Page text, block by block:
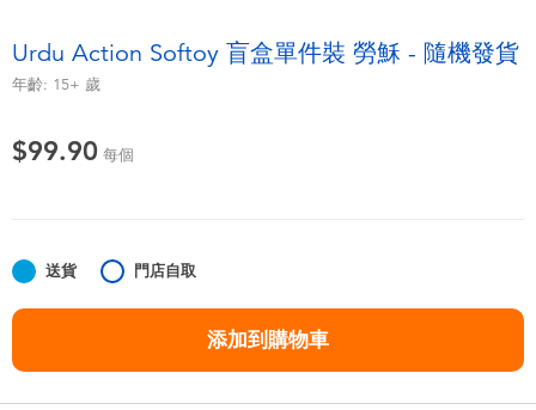
毛毛公仔玩具
夏日用品
任天堂 Switch
Urdu Action Softoy 盲盒單件裝 勞穌 - 隨機發貨
年齡: 15+ 歲
$99.90 每個
送貨 門店自取
添加到購物車